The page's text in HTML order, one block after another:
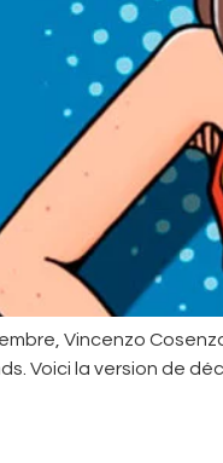
Vincenzo
Voici la version de